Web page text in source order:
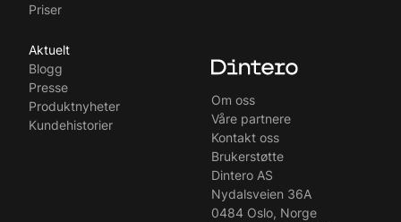
Priser
Aktuelt
Blogg
Presse
Produktnyheter
Kundehistorier
Om oss
Våre partnere
Kontakt oss
Brukerstøtte
Dintero AS
Nydalsveien 36A
0484 Oslo, Norge